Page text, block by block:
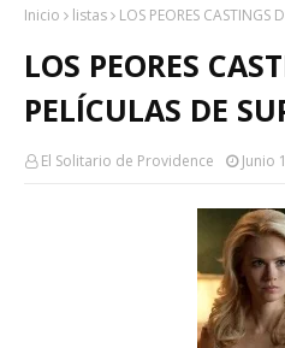
Inicio listas LOS PEORES CASTINGS
LOS PEORES
PELÍCULAS DE
El Solitario de Providence Junio